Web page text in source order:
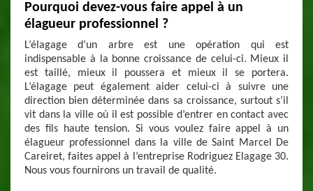
Pourquoi devez-vous faire appel à un
élagueur professionnel ?
L’élagage d’un arbre est une opération qui est
indispensable à la bonne croissance de celui-ci. Mieux il
est taillé, mieux il poussera et mieux il se portera.
L’élagage peut également aider celui-ci à suivre une
direction bien déterminée dans sa croissance, surtout s’il
vit dans la ville où il est possible d’entrer en contact avec
des fils haute tension. Si vous voulez faire appel à un
élagueur professionnel dans la ville de Saint Marcel De
Careiret, faites appel à l’entreprise Rodriguez Elagage 30.
Nous vous fournirons un travail de qualité.